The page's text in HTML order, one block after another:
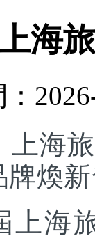
海
上海
牌煥
旅